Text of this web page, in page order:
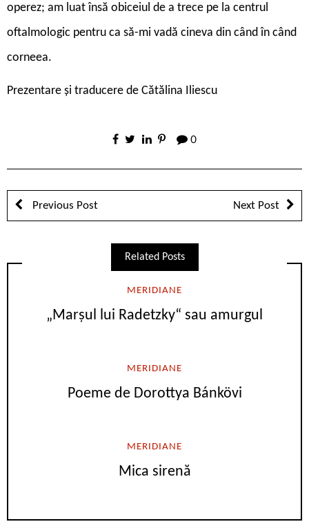
operez; am luat însă obiceiul de a trece pe la centrul
oftalmologic pentru ca să-mi vadă cineva din când în când
corneea.
Prezentare și traducere de Cătălina Iliescu
0
Previous Post Next Post
Related Posts
MERIDIANE
„Marşul lui Radetzky“ sau amurgul
MERIDIANE
Poeme de Dorottya Bánkövi
MERIDIANE
Mica sirenă